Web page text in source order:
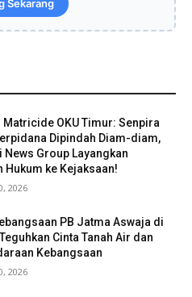
Sekarang
Matricide OKU Timur: Senpira
Dipindah Diam-diam,
News Group Layangkan
Hukum ke Kejaksaan!
2026
PB Jatma Aswaja di
Cinta Tanah Air dan
Kebangsaan
2026